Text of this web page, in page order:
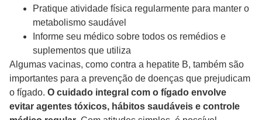
Pratique atividade física regularmente para manter o
metabolismo saudável
Informe seu médico sobre todos os remédios e
suplementos que utiliza
Algumas vacinas, como contra a hepatite B, também são
importantes para a prevenção de doenças que prejudicam
o fígado. O cuidado integral com o fígado envolve
evitar agentes tóxicos, hábitos saudáveis e controle